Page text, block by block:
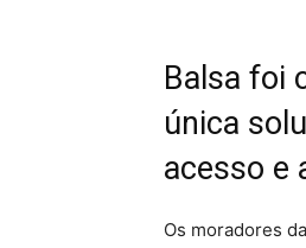
Balsa foi
única
acesso e
Os moradores